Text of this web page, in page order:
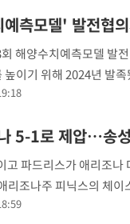
축구협회
대 공대 교수…이병
수 징계 절차 개시
총액 25.3%↑
업률은 4.1%로
리지 말고 과감히
드·남쪽 아웃바
경보로 하향
면 특별재난지역
급 임용…희망지 못
측모델' 발전협
해양수치예측모델 발
이기 위해 2024년 발
대, 부산대, 지오시스
5-1로 제압…송
파드리스가 애리조
리조나주 피닉스의 체
셔널리그 서부지구 3위